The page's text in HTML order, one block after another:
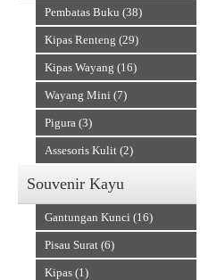
Pembatas Buku (38)
Kipas Renteng (29)
Kipas Wayang (16)
Wayang Mini (7)
Pigura (3)
Assesoris Kulit (2)
Souvenir Kayu
Gantungan Kunci (16)
Pisau Surat (6)
Kipas (1)